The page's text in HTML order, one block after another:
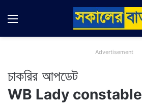
Menu
Advertisement
চাকরির আপডেট
WB Lady constable